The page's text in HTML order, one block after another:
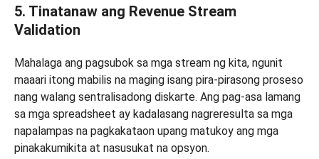
5. Tinatanaw ang Revenue Stream
Validation
Mahalaga ang pagsubok sa mga stream ng kita, ngunit
maaari itong mabilis na maging isang pira-pirasong proseso
nang walang sentralisadong diskarte. Ang pag-asa lamang
sa mga spreadsheet ay kadalasang nagreresulta sa mga
napalampas na pagkakataon upang matukoy ang mga
pinakakumikita at nasusukat na opsyon.